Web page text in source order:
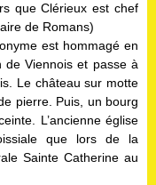
que Clérieux est chef
de Romans)
est hommagé en
de Viennois et passe à
Le château sur motte
pierre. Puis, un bourg
L’ancienne église
que lors de la
Sainte Catherine au